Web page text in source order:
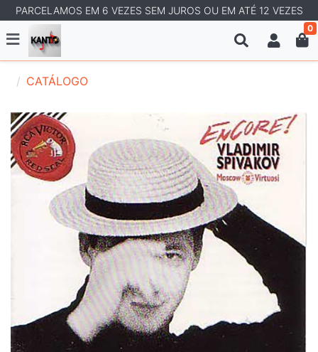
PARCELAMOS EM 6 VEZES SEM JUROS OU EM ATÉ 12 VEZES
0
CATÁLOGO